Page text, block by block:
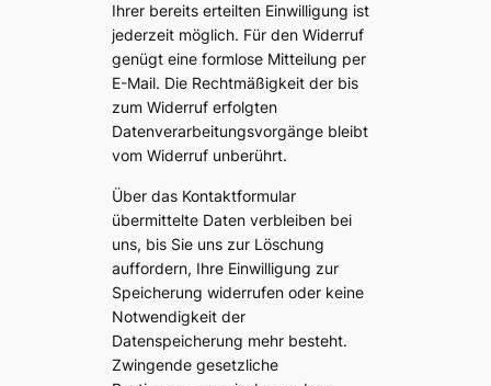
Ihrer bereits erteilten Einwilligung ist
jederzeit möglich. Für den Widerruf
genügt eine formlose Mitteilung per
E-Mail. Die Rechtmäßigkeit der bis
zum Widerruf erfolgten
Datenverarbeitungsvorgänge bleibt
vom Widerruf unberührt.
Über das Kontaktformular
übermittelte Daten verbleiben bei
uns, bis Sie uns zur Löschung
auffordern, Ihre Einwilligung zur
Speicherung widerrufen oder keine
Notwendigkeit der
Datenspeicherung mehr besteht.
Zwingende gesetzliche